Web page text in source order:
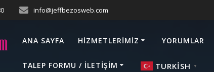
info@jeffbezosweb.com
ANA SAYFA HIZMETLERIMIZ YORUMLAR
TALEP FORMU / İLETIŞIM TURKISH ▼